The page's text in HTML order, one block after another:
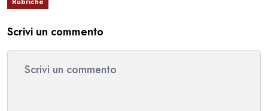
Scrivi un commento